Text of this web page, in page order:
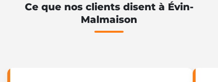
Ce que nos clients disent à Évin-
Malmaison